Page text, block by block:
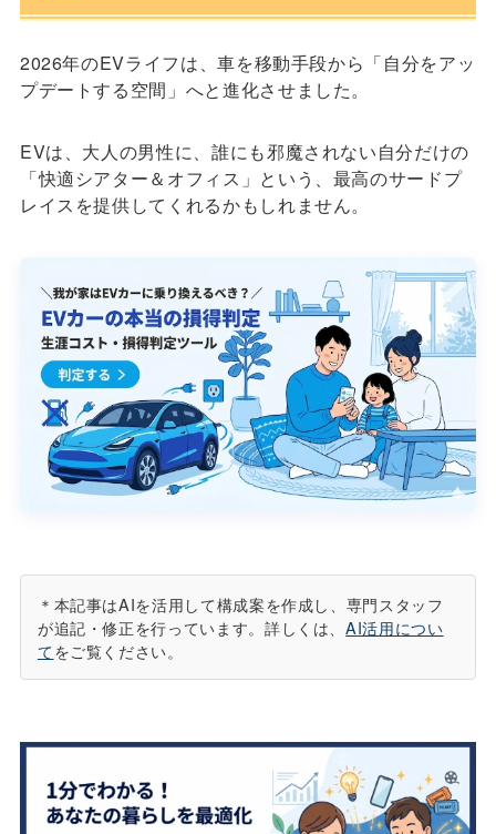
2026年のEVライフは、車を移動手段から「自分をアッ
プデートする空間」へと進化させました。
EVは、大人の男性に、誰にも邪魔されない自分だけの
「快適シアター＆オフィス」という、最高のサードプ
レイスを提供してくれるかもしれません。
＊本記事はAIを活用して構成案を作成し、専門スタッフ
が追記・修正を行っています。詳しくは、AI活用につい
てをご覧ください。